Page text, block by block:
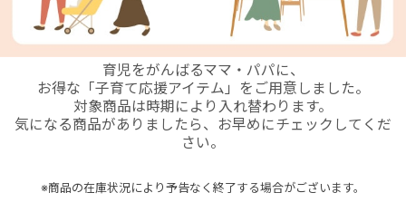
育児をがんばるママ・パパに、
お得な「子育て応援アイテム」をご用意しました。
対象商品は時期により入れ替わります。
気になる商品がありましたら、お早めにチェックしてくだ
さい。
※商品の在庫状況により予告なく終了する場合がございます。